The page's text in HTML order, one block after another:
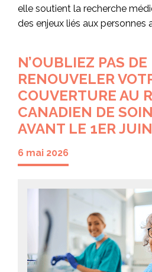
elle soutient la recherche
des enjeux liés aux personnes
N’OUBLIEZ PAS DE
RENOUVELER
COUVERTURE AU
CANADIEN DE
AVANT LE 1ER
6 mai 2026